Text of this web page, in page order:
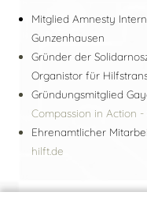
Mitglied Amnesty
Gunzenhausen
Gründer der
Organistor für
Gründungsmitglied
Compassion in Action
Ehrenamtlicher
hilft.de